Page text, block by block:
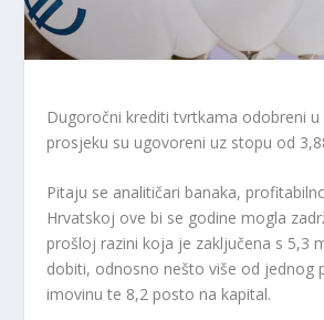
Dugoročni krediti tvrtkama odobreni u
prosjeku su ugovoreni uz stopu od
Pitaju se analitičari banaka,
Hrvatskoj ove bi se godine mogla
prošloj razini koja je zaključena s 5,3
dobiti, odnosno nešto više od jednog
imovinu te 8,2 posto na kapital.